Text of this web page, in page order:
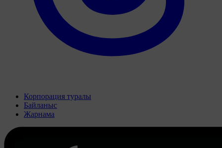
Корпорация туралы
Байланыс
Жарнама